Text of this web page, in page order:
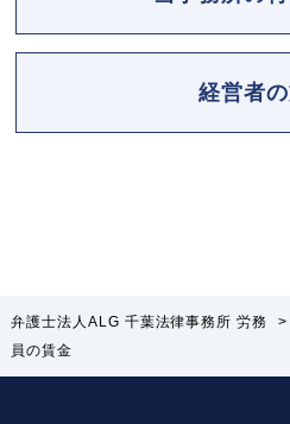
経営者
弁護士法人ALG 千葉法律事務所 労務 >
員の賃金